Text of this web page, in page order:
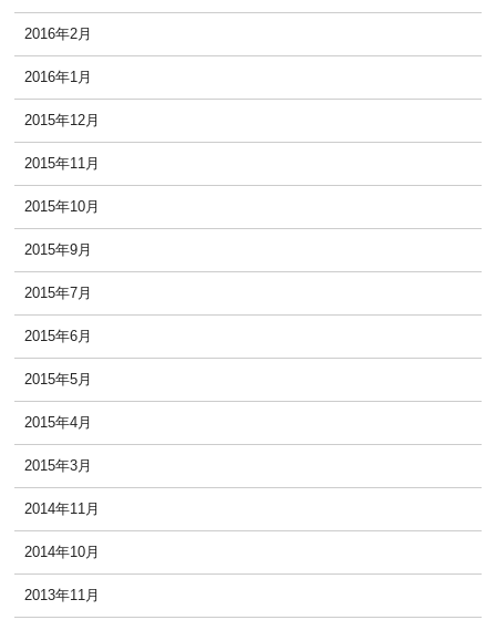
2016年2月
2016年1月
2015年12月
2015年11月
2015年10月
2015年9月
2015年7月
2015年6月
2015年5月
2015年4月
2015年3月
2014年11月
2014年10月
2013年11月